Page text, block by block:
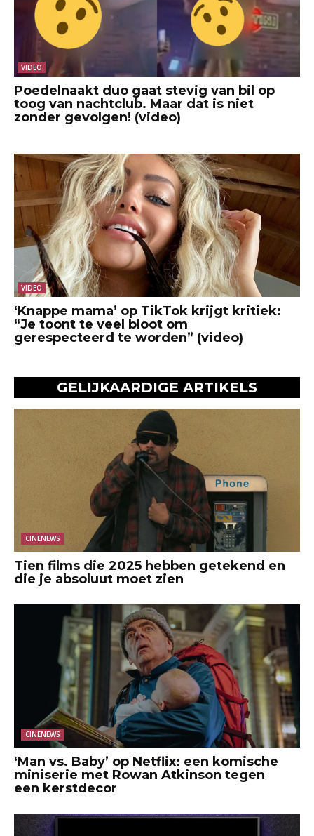
VIDEO
Poedelnaakt duo gaat stevig van bil op
toog van nachtclub. Maar dat is niet
zonder gevolgen! (video)
VIDEO
‘Knappe mama’ op TikTok krijgt kritiek:
“Je toont te veel bloot om
gerespecteerd te worden” (video)
GELIJKAARDIGE ARTIKELS
CINENEWS
Tien films die 2025 hebben getekend en
die je absoluut moet zien
CINENEWS
‘Man vs. Baby’ op Netflix: een komische
miniserie met Rowan Atkinson tegen
een kerstdecor